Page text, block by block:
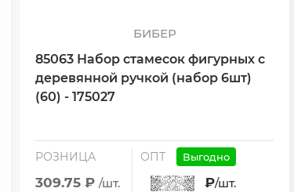
БИБЕР
85063 Набор стамесок фигурных с
деревянной ручкой (набор 6шт)
(60) - 175027
РОЗНИЦА
309.75 ₽ /шт.
ОПТ Выгодно
₽/шт.